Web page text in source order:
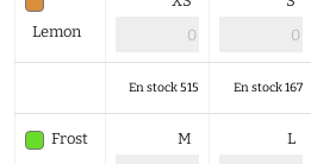
Lemon
En stock 515 En stock 167
Frost M L